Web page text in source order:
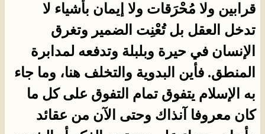
قرابين ولا مُحْرَقات ولا إيمان بأشياء لا
تدخل العقل بل تُعْنِت الضمير وتغرق
الإنسان في حيرة وبلبلة وتدفعه لمدابرة
المنطق. فأين البدوية والتخلف هنا، وما جاء
به الإسلام يتفوق تمام التفوق على كل ما
كان معروفا آنذاك وحتى الآن من عقائد